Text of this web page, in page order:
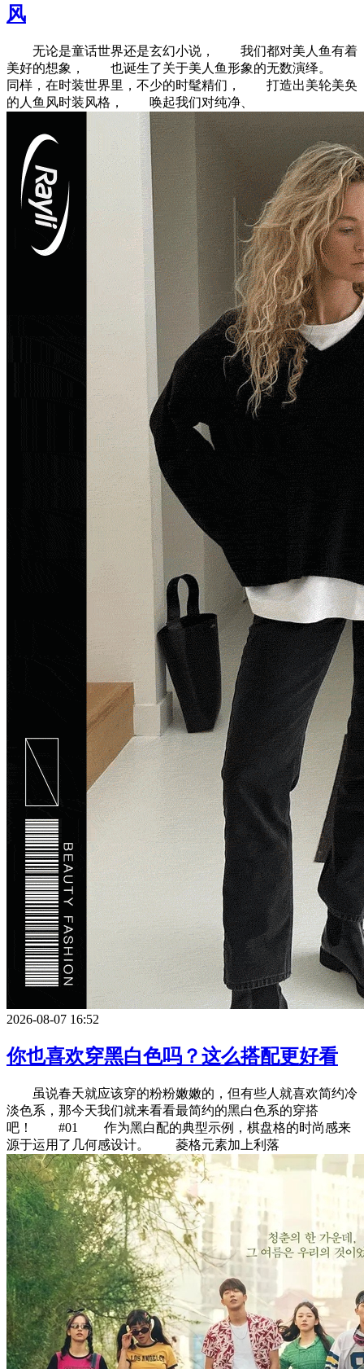
风
无论是童话世界还是玄幻小说， 我们都对美人鱼有着
美好的想象， 也诞生了关于美人鱼形象的无数演绎。
同样，在时装世界里，不少的时髦精们， 打造出美轮美奂
的人鱼风时装风格， 唤起我们对纯净、
2026-08-07 16:52
你也喜欢穿黑白色吗？这么搭配更好看
虽说春天就应该穿的粉粉嫩嫩的，但有些人就喜欢简约冷
淡色系，那今天我们就来看看最简约的黑白色系的穿搭
吧！ #01 作为黑白配的典型示例，棋盘格的时尚感来
源于运用了几何感设计。 菱格元素加上利落